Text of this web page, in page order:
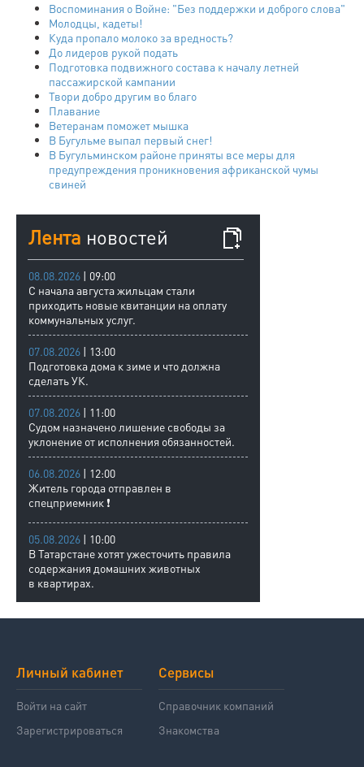
Воспоминания о Войне: "Без поддержки и доброго слова"
Молодцы, кадеты!
Куда пропало молоко за вредность?
До лидеров рукой подать
Подготовка подвижного состава к началу летней
пассажирской кампании
Твори добро другим во благо
Плавание
Ветеранам поможет мышка
В Бугульме выпал первый снег!
В Бугульминском районе приняты все меры для
предупреждения проникновения африканской чумы
свиней
Лента новостей
08.08.2026 | 09:00
С начала августа жильцам стали
приходить новые квитанции на оплату
коммунальных услуг.
07.08.2026 | 13:00
Подготовка дома к зиме и что должна
сделать УК.
07.08.2026 | 11:00
Судом назначено лишение свободы за
уклонение от исполнения обязанностей.
06.08.2026 | 12:00
Житель города отправлен в
спецприемник ❗
05.08.2026 | 10:00
В Татарстане хотят ужесточить правила
содержания домашних животных
в квартирах.
Личный кабинет
Войти на сайт
Зарегистрироваться
Сервисы
Справочник компаний
Знакомства